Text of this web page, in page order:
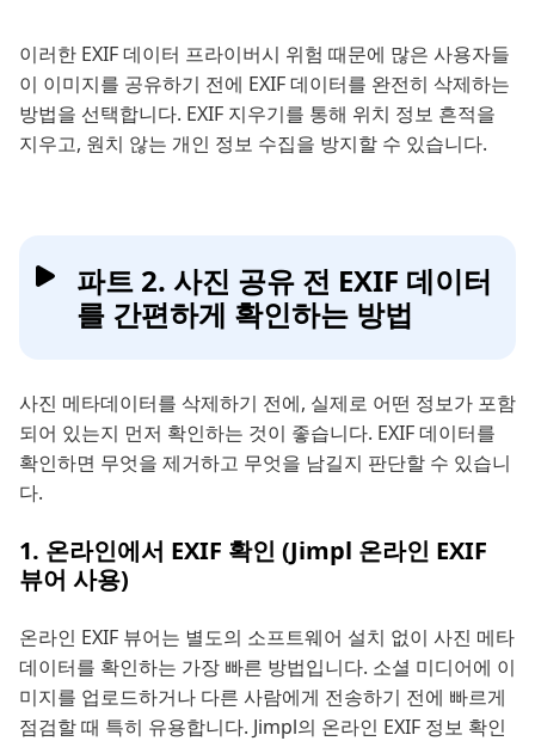
이러한 EXIF 데이터 프라이버시 위험 때문에 많은 사용자들
이 이미지를 공유하기 전에 EXIF 데이터를 완전히 삭제하는
방법을 선택합니다. EXIF 지우기를 통해 위치 정보 흔적을
지우고, 원치 않는 개인 정보 수집을 방지할 수 있습니다.
파트 2. 사진 공유 전 EXIF 데이터
를 간편하게 확인하는 방법
사진 메타데이터를 삭제하기 전에, 실제로 어떤 정보가 포함
되어 있는지 먼저 확인하는 것이 좋습니다. EXIF 데이터를
확인하면 무엇을 제거하고 무엇을 남길지 판단할 수 있습니
다.
1. 온라인에서 EXIF 확인 (Jimpl 온라인 EXIF
뷰어 사용)
온라인 EXIF 뷰어는 별도의 소프트웨어 설치 없이 사진 메타
데이터를 확인하는 가장 빠른 방법입니다. 소셜 미디어에 이
미지를 업로드하거나 다른 사람에게 전송하기 전에 빠르게
점검할 때 특히 유용합니다. Jimpl의 온라인 EXIF 정보 확인